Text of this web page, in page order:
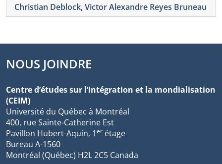
Christian Deblock, Victor Alexandre Reyes Bruneau
NOUS JOINDRE
Centre d’études sur l’intégration et la mondialisation
(CEIM)
Université du Québec à Montréal
400, rue Sainte-Catherine Est
Pavillon Hubert-Aquin, 1er étage
Bureau A-1560
Montréal (Québec) H2L 2C5 Canada